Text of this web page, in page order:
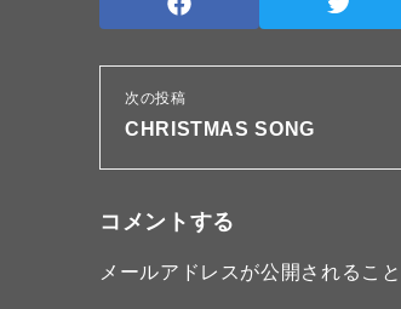
次の投稿
CHRISTMAS SONG
コメントする
メールアドレスが公開されるこ